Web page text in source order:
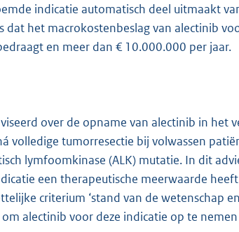
indicatie automatisch deel uitmaakt
dat het macrokostenbeslag van alectinib
en meer dan € 10.000.000 per jaar.
over de opname van alectinib in het
volledige tumorresectie bij volwassen
lymfoomkinase (ALK) mutatie. In dit
een therapeutische meerwaarde
criterium ‘stand van de wetenschap
alectinib voor deze indicatie op te